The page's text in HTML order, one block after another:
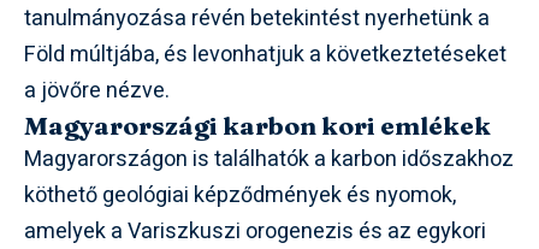
tanulmányozása révén betekintést nyerhetünk a
Föld múltjába, és levonhatjuk a következtetéseket
a jövőre nézve.
Magyarországi karbon kori emlékek
Magyarországon is találhatók a karbon időszakhoz
köthető geológiai képződmények és nyomok,
amelyek a Variszkuszi orogenezis és az egykori